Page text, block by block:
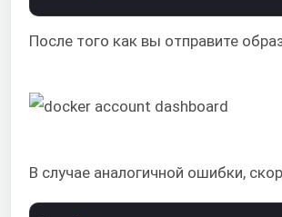
После того как вы отправите
В случае аналогичной ошибки,